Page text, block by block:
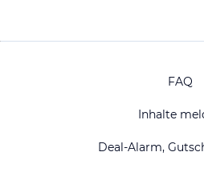
FAQ
Inhalte
Deal-Alarm,